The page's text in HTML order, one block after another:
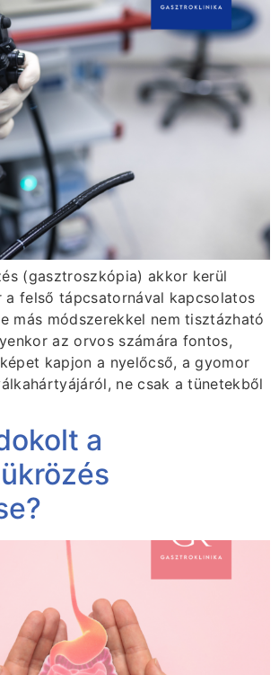
(gasztroszkópia) akkor kerül
a felső tápcsatornával kapcsolatos
más módszerekkel nem tisztázható
az orvos számára fontos,
kapjon a nyelőcső, a gyomor
ne csak a tünetekből
a